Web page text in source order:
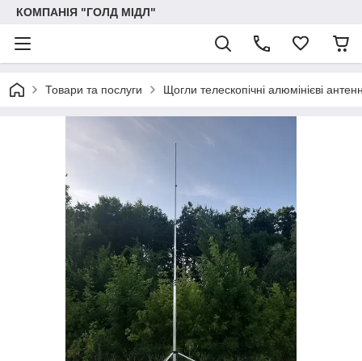
КОМПАНІЯ "ГОЛД МІДЛ"
Товари та послуги Щогли телескопічні алюмінієві